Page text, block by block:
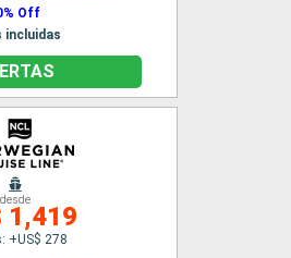
Off
incluidas
desde
1,419
+US$ 278